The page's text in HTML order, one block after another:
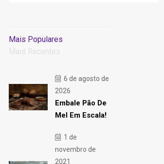
Mais Populares
Mais Recentes
6 de agosto de
2026
Embale Pão De
Mel Em Escala!
1 de
novembro de
2021